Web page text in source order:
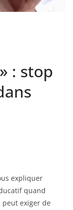
: stop
expliquer
quand
peut exiger de